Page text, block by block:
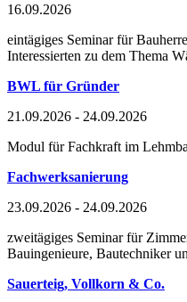
16.09.2026
eintägiges Seminar für
Interessierten zu dem Thema
BWL für Gründer
21.09.2026 - 24.09.2026
Modul für Fachkraft im
Fachwerksanierung
23.09.2026 - 24.09.2026
zweitägiges Seminar für
Bauingenieure, Bautechniker
Sauerteig, Vollkorn & Co.